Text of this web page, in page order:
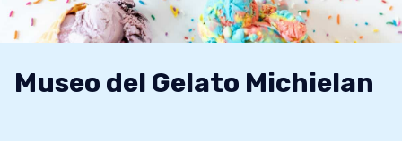
Museo del Gelato Michielan